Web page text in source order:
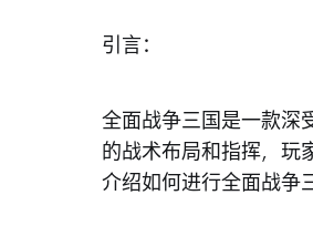
引言：
全面战争三国是一款深
的战术布局和指挥，玩
介绍如何进行全面战争